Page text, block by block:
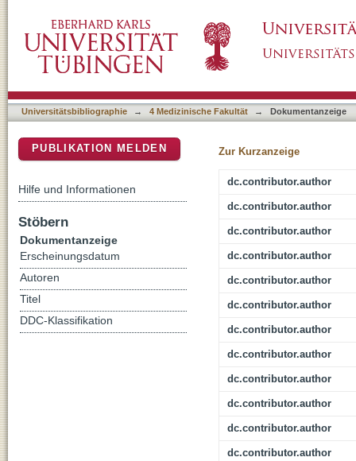
Universitätsbibliographie → 4 Medizinische Fakultät → Dokumentanzeige
Zur Kurzanzeige
dc.contributor.author
dc.contributor.author
dc.contributor.author
dc.contributor.author
dc.contributor.author
dc.contributor.author
dc.contributor.author
dc.contributor.author
dc.contributor.author
dc.contributor.author
dc.contributor.author
dc.contributor.author
PUBLIKATION MELDEN
Hilfe und Informationen
Stöbern
Dokumentanzeige
Erscheinungsdatum
Autoren
Titel
DDC-Klassifikation